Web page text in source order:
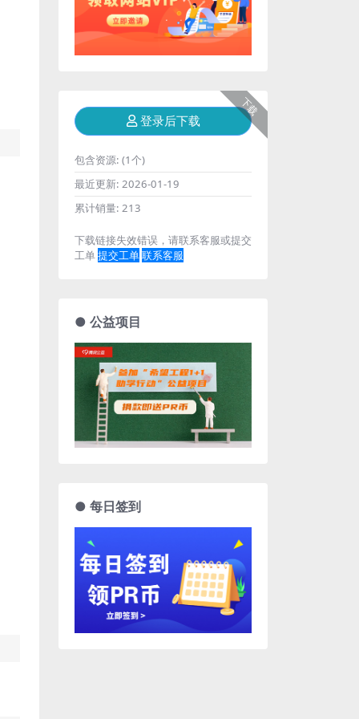
下载
登录后下载
包含资源: (1个)
最近更新: 2026-01-19
累计销量: 213
下载链接失效错误，请联系客服或提交
工单提交工单联系客服
● 公益项目
● 每日签到